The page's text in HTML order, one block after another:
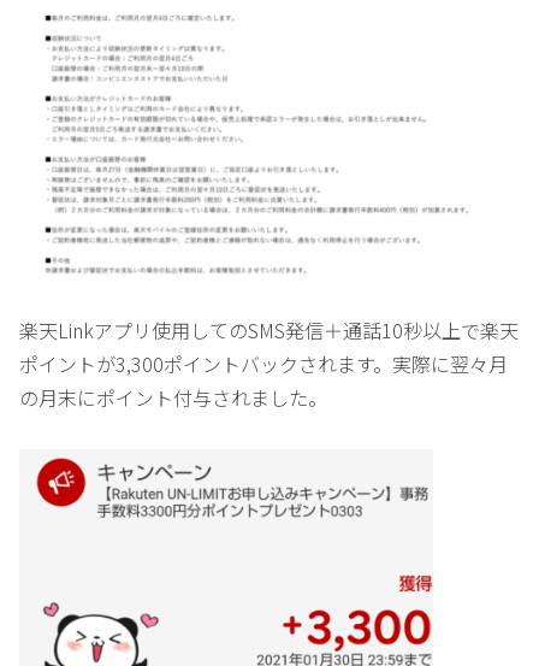
楽天Linkアプリ使用してのSMS発信＋通話10秒以上で楽天
ポイントが3,300ポイントバックされます。実際に翌々月
の月末にポイント付与されました。